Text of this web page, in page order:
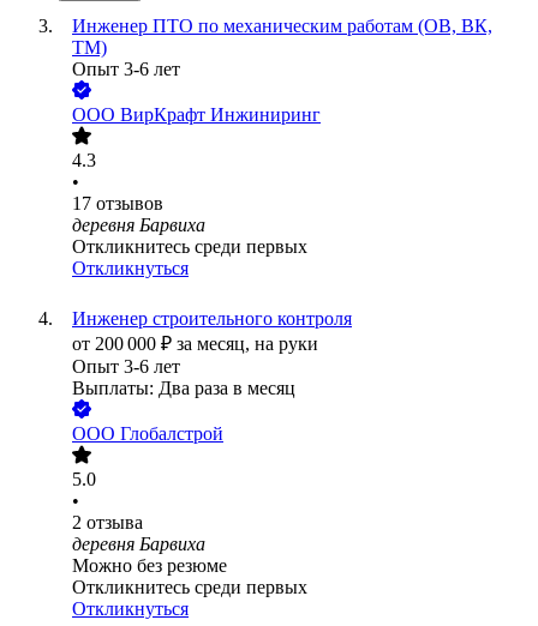
Инженер ПТО по механическим работам (ОВ, ВК,
ТМ)
Опыт 3-6 лет
ООО ВирКрафт Инжиниринг
4.3
•
17 отзывов
деревня Барвиха
Откликнитесь среди первых
Откликнуться
Инженер строительного контроля
от 200 000 ₽ за месяц, на руки
Опыт 3-6 лет
Выплаты: Два раза в месяц
ООО Глобалстрой
5.0
•
2 отзыва
деревня Барвиха
Можно без резюме
Откликнитесь среди первых
Откликнуться